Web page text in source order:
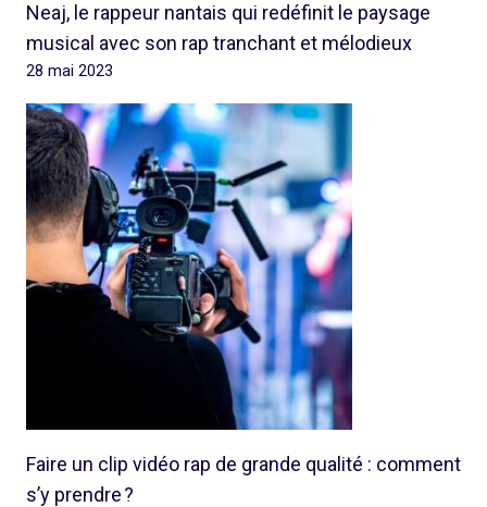
Neaj, le rappeur nantais qui redéfinit le paysage
musical avec son rap tranchant et mélodieux
28 mai 2023
Faire un clip vidéo rap de grande qualité : comment
s’y prendre ?